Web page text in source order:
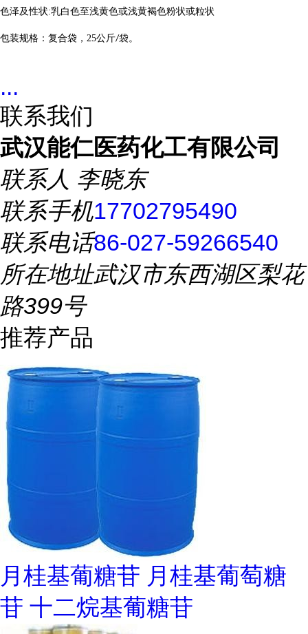
色泽及性状:乳白色至浅黄色或浅黄褐色粉状或粒状
包装规格：复合袋， 25公斤/袋。
...
联系我们
武汉能仁医药化工有限公司
联系人 李晓东
联系手机17702795490
联系电话86-027-59266540
所在地址武汉市东西湖区梨花
路399号
推荐产品
月桂基葡糖苷 月桂基葡萄糖
苷 十二烷基葡糖苷